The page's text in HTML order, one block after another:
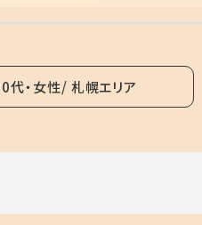
代・女性 札幌エリア